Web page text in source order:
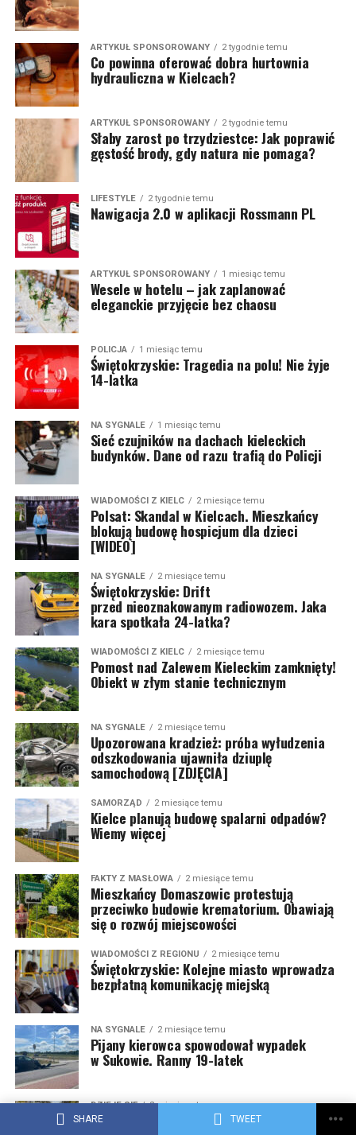
SHARE TWEET
ARTYKUŁ SPONSOROWANY 2 tygodnie temu
Co powinna oferować dobra hurtownia
hydrauliczna w Kielcach?
ARTYKUŁ SPONSOROWANY 2 tygodnie temu
Słaby zarost po trzydziestce: Jak poprawić
gęstość brody, gdy natura nie pomaga?
LIFESTYLE 2 tygodnie temu
Nawigacja 2.0 w aplikacji Rossmann PL
ARTYKUŁ SPONSOROWANY 1 miesiąc temu
Wesele w hotelu – jak zaplanować
eleganckie przyjęcie bez chaosu
POLICJA 1 miesiąc temu
Świętokrzyskie: Tragedia na polu! Nie żyje
14-latka
NA SYGNALE 1 miesiąc temu
Sieć czujników na dachach kieleckich
budynków. Dane od razu trafią do Policji
WIADOMOŚCI Z KIELC 2 miesiące temu
Polsat: Skandal w Kielcach. Mieszkańcy
blokują budowę hospicjum dla dzieci
[WIDEO]
NA SYGNALE 2 miesiące temu
Świętokrzyskie: Drift
przed nieoznakowanym radiowozem. Jaka
kara spotkała 24-latka?
WIADOMOŚCI Z KIELC 2 miesiące temu
Pomost nad Zalewem Kieleckim zamknięty!
Obiekt w złym stanie technicznym
NA SYGNALE 2 miesiące temu
Upozorowana kradzież: próba wyłudzenia
odszkodowania ujawniła dziuplę
samochodową [ZDJĘCIA]
SAMORZĄD 2 miesiące temu
Kielce planują budowę spalarni odpadów?
Wiemy więcej
FAKTY Z MASŁOWA 2 miesiące temu
Mieszkańcy Domaszowic protestują
przeciwko budowie krematorium. Obawiają
się o rozwój miejscowości
WIADOMOŚCI Z REGIONU 2 miesiące temu
Świętokrzyskie: Kolejne miasto wprowadza
bezpłatną komunikację miejską
NA SYGNALE 2 miesiące temu
Pijany kierowca spowodował wypadek
w Sukowie. Ranny 19-latek
DZIEJE SIĘ 2 miesiące temu
Natalia Szroeder, Fukaj i Dżem: poznaj